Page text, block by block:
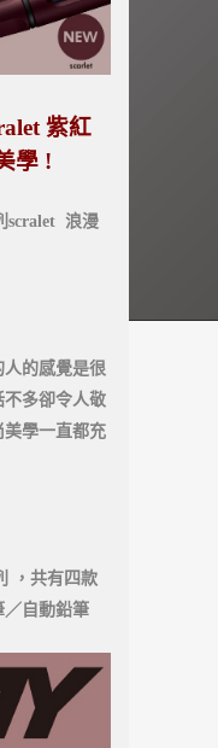
紫紅
學 !
scralet 浪漫
的感覺是很
多卻令人敬
學一直都充
，共有四款
／自動鉛筆